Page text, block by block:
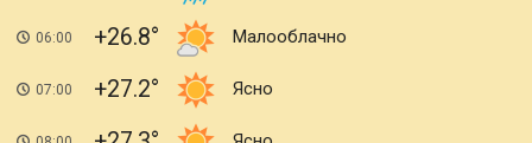
06:00 +26.8 Малооблачно
07:00 +27.2 Ясно